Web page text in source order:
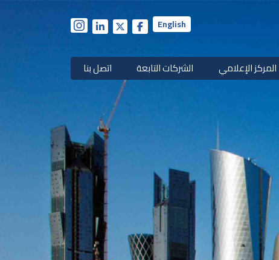
English
المركز الإعلامي الشركات التابعة اتصل بنا